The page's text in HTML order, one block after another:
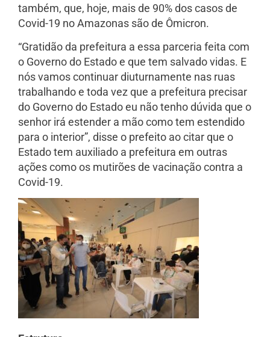
também, que, hoje, mais de 90% dos casos de
Covid-19 no Amazonas são de Ômicron.
“Gratidão da prefeitura a essa parceria feita com
o Governo do Estado e que tem salvado vidas. E
nós vamos continuar diuturnamente nas ruas
trabalhando e toda vez que a prefeitura precisar
do Governo do Estado eu não tenho dúvida que o
senhor irá estender a mão como tem estendido
para o interior”, disse o prefeito ao citar que o
Estado tem auxiliado a prefeitura em outras
ações como os mutirões de vacinação contra a
Covid-19.